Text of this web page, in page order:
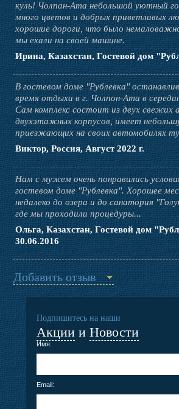
куль! Чолпан-Ата небольшой уютный
много цветов и добрых приветливых
хорошие дороги, что было
мы ехали на своей машине.
Ирина, Казахстан, Гостевой дом
В гостевом доме "Рублевка"
время отдыха в г. Чолпон-Ата в
Сам комплекс состоит из двух свежих
двухэтажных корпусов, имеет
приезжающих на своих автомобилях
Виктор, Россия, Август 2022 г.
Нам с мужем очень понравились
гостевом доме "Рублевка". Хорошее
недалеко до озера и до санатория
где мы проходили процедуры...
Ольга, Казахстан, Гостевой дом
30.06.2016
Добавить отзыв
Подпишитесь на наши
Акции и Новости
Имя:
Email: